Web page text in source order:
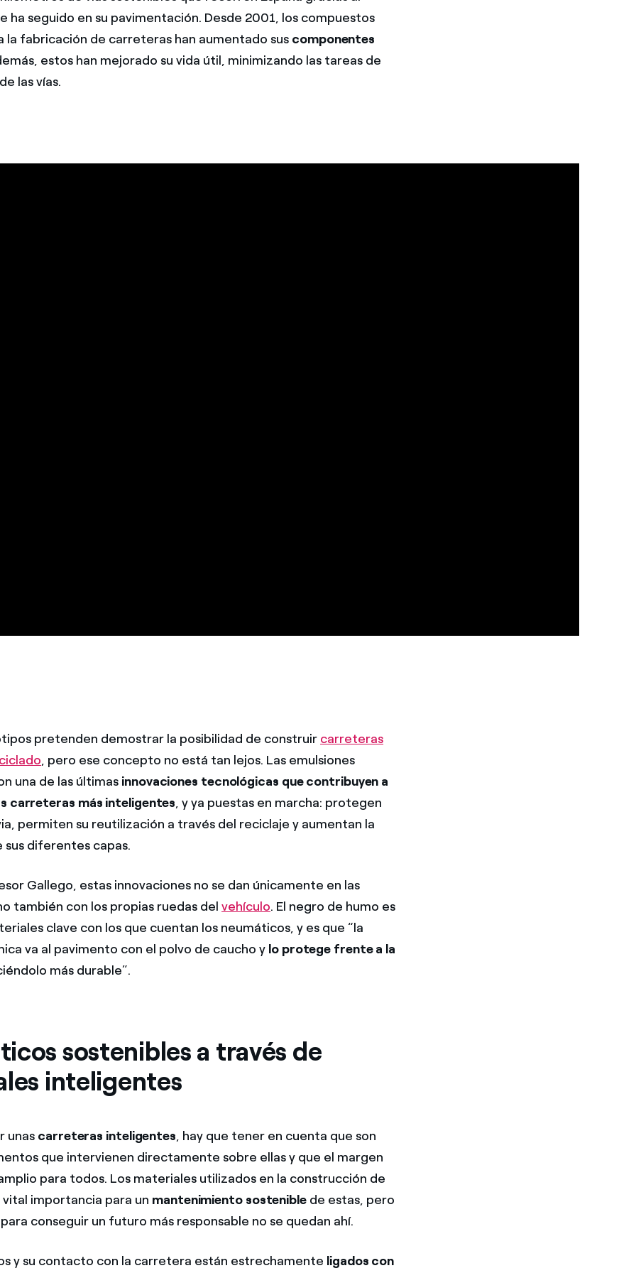
ha seguido en su pavimentación. Desde 2001, los compuestos
la fabricación de carreteras han aumentado sus componentes
estos han mejorado su vida útil, minimizando las tareas de
las vías.
pretenden demostrar la posibilidad de construir carreteras
, pero ese concepto no está tan lejos. Las emulsiones
una de las últimas innovaciones tecnológicas que contribuyen a
carreteras más inteligentes, y ya puestas en marcha: protegen
permiten su reutilización a través del reciclaje y aumentan la
sus diferentes capas.
Gallego, estas innovaciones no se dan únicamente en las
también con los propias ruedas delvehículo. El negro de humo es
clave con los que cuentan los neumáticos, y es que “la
va al pavimento con el polvo de caucho y lo protege frente a la
más durable”.
sostenibles a través de
inteligentes
unas carreteras inteligentes, hay que tener en cuenta que son
que intervienen directamente sobre ellas y que el margen
para todos. Los materiales utilizados en la construcción de
vital importancia para un mantenimiento sosteniblede estas, pero
conseguir un futuro más responsable no se quedan ahí.
y su contacto con la carretera están estrechamente ligados con